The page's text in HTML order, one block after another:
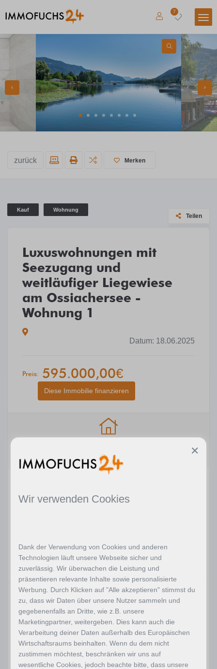
7
zurück Merken
Kauf Wohnung
Teilen
Luxuswohnungen mit
Seezugang und
weitläufiger Liegewiese
am Ossiachersee -
Wohnung 1
Datum: 18.06.2025
Preis: 595.000,00€
Diese Immobilie finanzieren
Wohnung
Eckdaten
Wohnfläche: 116.74m 2
Beschreibung
Eine Luxuswohnung am Ossiachersee welche
sich auch zur ganzjährigen Bewohnung eignet -
lassen Sie diesen Traum wahr werden!
✕
Wir verwenden Cookies
Dank der Verwendung von Cookies und anderen
Technologien läuft unsere Webseite sicher und
zuverlässig. Wir überwachen die Leistung und
präsentieren relevante Inhalte sowie personalisierte
Werbung. Durch Klicken auf "Alle akzeptieren" stimmst du
zu, dass wir Daten über unsere Nutzer sammeln und
gegebenenfalls an Dritte, wie z.B. unsere
Marketingpartner, weitergeben. Dies kann auch die
Verarbeitung deiner Daten außerhalb des Europäischen
Wirtschaftsraums beinhalten. Wenn du dem nicht
zustimmen möchtest, beschränken wir uns auf
wesentliche Cookies, jedoch beachte bitte, dass unsere